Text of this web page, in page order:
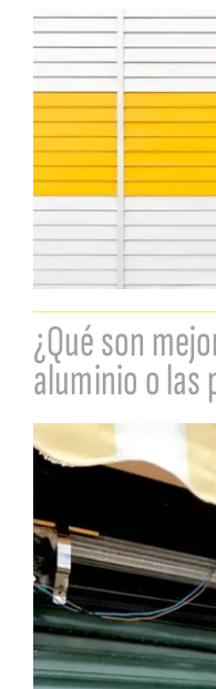
¿Qué son
aluminio o las